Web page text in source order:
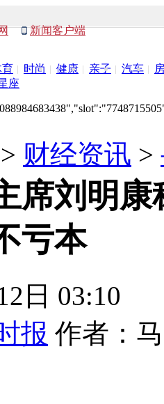
新闻客户端
育 时尚 健康 亲子 汽车
座
> 财经资讯 >
席刘明康
亏本
日 03:10
报 作者：